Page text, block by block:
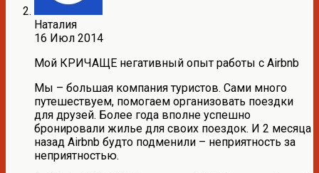
Наталия
16 Июл 2014
Мой КРИЧАЩЕ негативный опыт работы с Airbnb
Мы – большая компания туристов. Сами много
путешествуем, помогаем организовать поездки
для друзей. Более года вполне успешно
бронировали жилье для своих поездок. И 2 месяца
назад Airbnb будто подменили – неприятность за
неприятностью.